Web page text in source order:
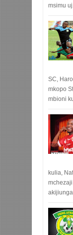
msimu
SC,
mkopo
mbioni
kulia,